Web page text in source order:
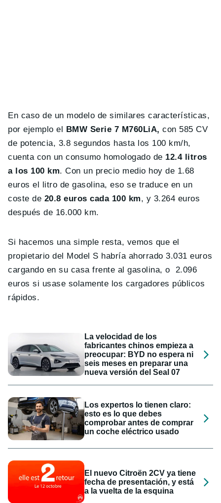
En caso de un modelo de similares características,
por ejemplo el BMW Serie 7 M760LiA, con 585 CV
de potencia, 3.8 segundos hasta los 100 km/h,
cuenta con un consumo homologado de 12.4 litros
a los 100 km. Con un precio medio hoy de 1.68
euros el litro de gasolina, eso se traduce en un
coste de 20.8 euros cada 100 km, y 3.264 euros
después de 16.000 km.
Si hacemos una simple resta, vemos que el
propietario del Model S habría ahorrado 3.031 euros
cargando en su casa frente al gasolina, o 2.096
euros si usase solamente los cargadores públicos
rápidos.
La velocidad de los
fabricantes chinos empieza a
preocupar: BYD no espera ni
seis meses en preparar una
nueva versión del Seal 07
Los expertos lo tienen claro:
esto es lo que debes
comprobar antes de comprar
un coche eléctrico usado
El nuevo Citroën 2CV ya tiene
fecha de presentación, y está
a la vuelta de la esquina